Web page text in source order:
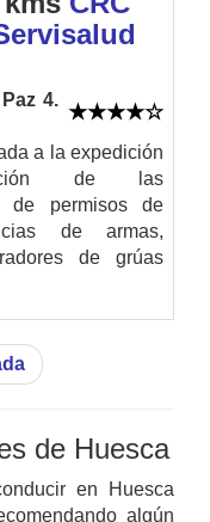
4.
a la expedición
de las
de permisos de
de armas,
de grúas
de Huesca
en Huesca
algún